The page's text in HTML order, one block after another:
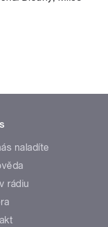
naladíte
rádiu